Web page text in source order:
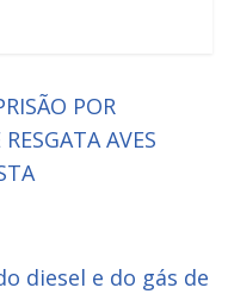
POR
AVES
diesel e do gás de